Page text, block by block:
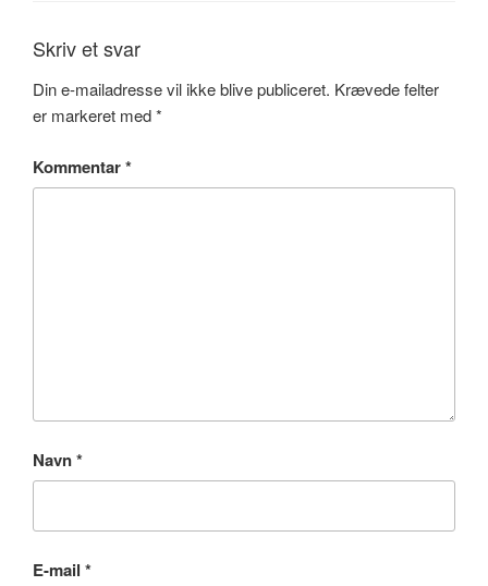
Skriv et svar
Din e-mailadresse vil ikke blive publiceret. Krævede felter
er markeret med*
Kommentar*
Navn*
E-mail *